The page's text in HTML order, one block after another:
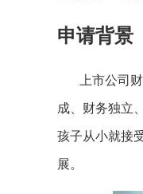
申请背景
上市公司财
成、财务独立
孩子从小就接
展。